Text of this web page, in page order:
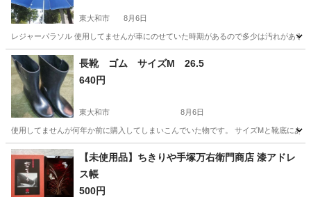
東大和市 8月6日
レジャーパラソル 使用してませんが車にのせていた時期があるので多少は汚れがあ
東京 東大和市 家庭用品
長靴 ゴム サイズM 26.5
640円
東大和市 8月6日
使用してませんが何年か前に購入してしまいこんでいた物です。 サイズMと靴底にあ
東京 東大和市 家庭用品
【未使用品】ちきりや手塚万右衛門商店 漆アドレ
ス帳
500円